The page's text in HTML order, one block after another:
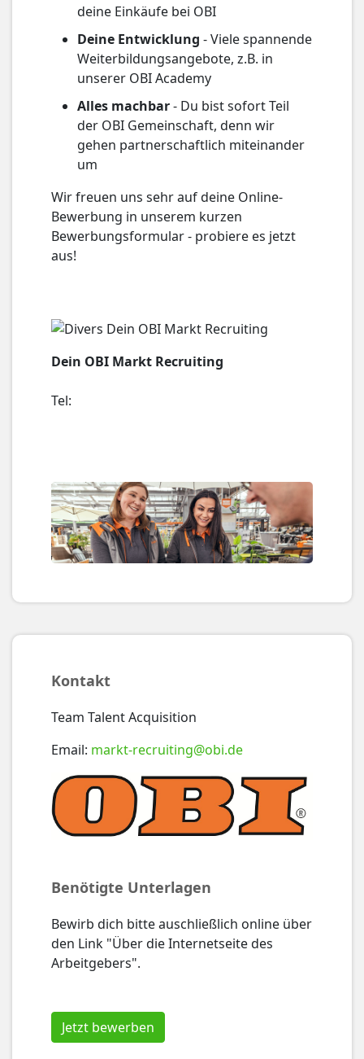
deine Einkäufe bei OBI
Deine Entwicklung - Viele spannende
Weiterbildungsangebote, z.B. in
unserer OBI Academy
Alles machbar- Du bist sofort Teil
der OBI Gemeinschaft, denn wir
gehen partnerschaftlich miteinander
um
Wir freuen uns sehr auf deine Online-
Bewerbung in unserem kurzen
Bewerbungsformular - probiere es jetzt
aus!
Dein OBI Markt Recruiting
Tel:
Kontakt
Team Talent Acquisition
Email: markt-recruiting@obi.de
Benötigte Unterlagen
Bewirb dich bitte auschließlich online über
den Link "Über die Internetseite des
Arbeitgebers".
Jetzt bewerben